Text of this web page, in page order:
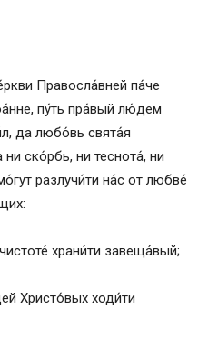
Правосла́вней па́че
пу́ть пра́вый лю́дем
да любо́вь свята́я
ско́рбь, ни теснота́, ни
разлучи́ти на́с от любве́
храни́ти завеща́вый;
Христо́вых ходи́ти